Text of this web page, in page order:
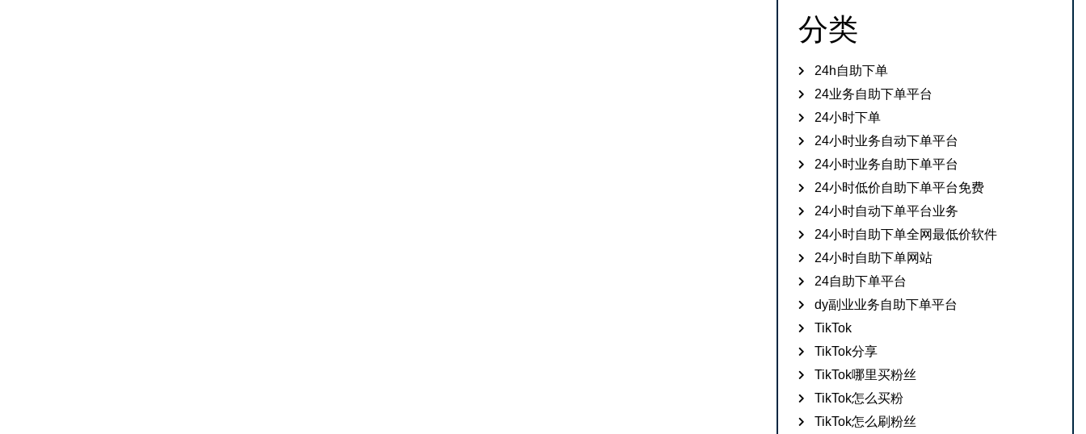
分类
24h自助下单
24业务自助下单平台
24小时下单
24小时业务自动下单平台
24小时业务自助下单平台
24小时低价自助下单平台免费
24小时自动下单平台业务
24小时自助下单全网最低价软件
24小时自助下单网站
24自助下单平台
dy副业业务自助下单平台
TikTok
TikTok分享
TikTok哪里买粉丝
TikTok怎么买粉
TikTok怎么刷粉丝